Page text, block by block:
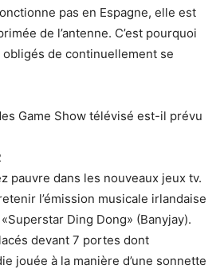
pas en Espagne, elle est
de l’antenne. C’est pourquoi
de continuellement se
Game Show télévisé est-il prévu
pauvre dans les nouveaux jeux tv.
l’émission musicale irlandaise
Ding Dong» (Banyjay).
devant 7 portes dont
jouée à la manière d’une sonnette